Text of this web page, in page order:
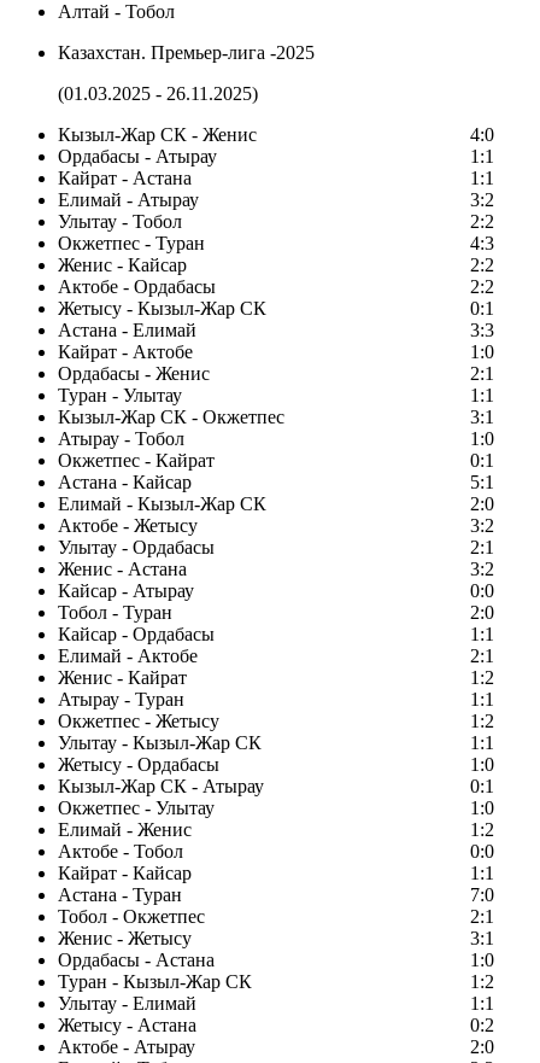
Алтай - Тобол
Казахстан. Премьер-лига -2025
(01.03.2025 - 26.11.2025)
Кызыл-Жар СК - Женис
4:0
Ордабасы - Атырау
1:1
Кайрат - Астана
1:1
Елимай - Атырау
3:2
Улытау - Тобол
2:2
Окжетпес - Туран
4:3
Женис - Кайсар
2:2
Актобе - Ордабасы
2:2
Жетысу - Кызыл-Жар СК
0:1
Астана - Елимай
3:3
Кайрат - Актобе
1:0
Ордабасы - Женис
2:1
Туран - Улытау
1:1
Кызыл-Жар СК - Окжетпес
3:1
Атырау - Тобол
1:0
Окжетпес - Кайрат
0:1
Астана - Кайсар
5:1
Елимай - Кызыл-Жар СК
2:0
Актобе - Жетысу
3:2
Улытау - Ордабасы
2:1
Женис - Астана
3:2
Кайсар - Атырау
0:0
Тобол - Туран
2:0
Кайсар - Ордабасы
1:1
Елимай - Актобе
2:1
Женис - Кайрат
1:2
Атырау - Туран
1:1
Окжетпес - Жетысу
1:2
Улытау - Кызыл-Жар СК
1:1
Жетысу - Ордабасы
1:0
Кызыл-Жар СК - Атырау
0:1
Окжетпес - Улытау
1:0
Елимай - Женис
1:2
Актобе - Тобол
0:0
Кайрат - Кайсар
1:1
Астана - Туран
7:0
Тобол - Окжетпес
2:1
Женис - Жетысу
3:1
Ордабасы - Астана
1:0
Туран - Кызыл-Жар СК
1:2
Улытау - Елимай
1:1
Жетысу - Астана
0:2
Актобе - Атырау
2:0